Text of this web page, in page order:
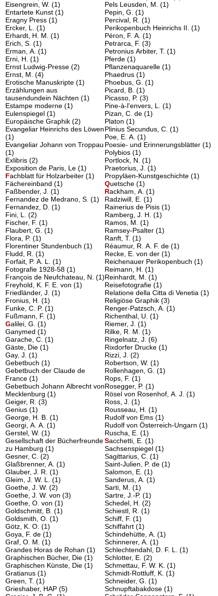
Eisengrein, W.(1)
Entartete Kunst(1)
Eragny Press(1)
Ercker, L.(1)
Erhardt, H. M.(1)
Erich, S.(1)
Erman, A.(1)
Erni, H.(1)
Ernst Ludwig-Presse(2)
Ernst, M.(4)
Erotische Manuskripte(1)
Erzählungen aus
tausendundein Nächten(1)
Estampe moderne(1)
Eulenspiegel(1)
Europäische Graphik(2)
Evangeliar Heinrichs des Löwen
(1)
Evangeliar Johann von Troppau
(1)
Exlibris(2)
Exposition de Paris, Le(1)
Fachblatt für Holzarbeiter(1)
Fächereinband(1)
Faßbender, J.(1)
Fernandez de Medrano, S.(1)
Fernandez, D.(1)
Fini, L.(2)
Fischer, F.(1)
Flaubert, G.(1)
Flora, P.(1)
Florentiner Stundenbuch(1)
Fludd, R.(1)
Forfait, P. A. L.(1)
Fotografie 1928-58(1)
François de Neufchateau, N.(1)
Freyhold, K. F. E. von(1)
Friedländer, J.(1)
Fronius, H.(1)
Funke, C. P.(1)
Fußmann, F.(1)
Galilei, G.(1)
Ganymed(1)
Garache, C.(1)
Gäste, Die(1)
Gay, J.(1)
Gebetbuch(1)
Gebetbuch der Claude de
France(1)
Gebetbuch Johann Albrecht von
Mecklenburg(1)
Geiger, R.(3)
Genius(1)
George, H. B.(1)
Georgi, A. A.(1)
Gerstel, W.(1)
Gesellschaft der Bücherfreunde
zu Hamburg(1)
Gesner, C.(2)
Glaßbrenner, A.(1)
Glauber, J. R.(1)
Gleim, J. W. L.(1)
Goethe, J. W.(2)
Goethe, J. W. von(3)
Goethe, O. von(1)
Goldschmitt, B.(1)
Goldsmith, O.(1)
Götz, K. O.(1)
Goya, F. de(1)
Graf, O. M.(1)
Grandes Horas de Rohan(1)
Graphischen Bücher, Die(1)
Graphischen Künste, Die(1)
Gratianus(1)
Green, T.(1)
Grieshaber, HAP(5)
Pels Leusden, M.(1)
Pepin, G.(1)
Percival, R.(1)
Perikopenbuch Heinrichs II.(1)
Péron, F. A.(1)
Petrarca, F.(3)
Petronius Arbiter, T.(1)
Pferde(1)
Pflanzenaquarelle(1)
Phaedrus(1)
Phoebus, G.(1)
Picard, B.(1)
Picasso, P.(3)
Pine-à-l'envers, L.(1)
Pizan, C. de(1)
Platon(1)
Plinius Secundus, C.(1)
Poe, E. A.(1)
Poesie- und Erinnerungsblätter(1)
Polybios(1)
Portlock, N.(1)
Praetorius, J.(1)
Propyläen-Kunstgeschichte(1)
Quetsche(1)
Rackham, A.(1)
Radziwill, E.(1)
Rainerius de Pisis(1)
Ramberg, J. H.(1)
Ramos, M.(1)
Ramsey-Psalter(1)
Ranft, T.(1)
Réaumur, R. A. F. de(1)
Recke, E. von der(1)
Reichenauer Perikopenbuch(1)
Reimann, H.(1)
Reinhardt, M.(1)
Reisefotografie(1)
Relatione della Citta di Venetia(1)
Religiöse Graphik(3)
Renger-Patzsch, A.(1)
Richenthal, U.(1)
Riemer, J.(1)
Rilke, R. M.(1)
Ringelnatz, J.(6)
Rixdorfer Drucke(1)
Rizzi, J.(2)
Robertson, W.(1)
Rollenhagen, G.(1)
Rops, F.(1)
Rosegger, P.(1)
Rösel von Rosenhof, A. J.(1)
Ross, J.(1)
Rousseau, H.(1)
Rudolf von Ems(1)
Rudolf von Österreich-Ungarn(1)
Ruscha, E.(1)
Sacchetti, E.(1)
Sachsenspiegel(1)
Sagittarius, C.(1)
Saint-Julien, P. de(1)
Salomon, E.(1)
Sanderus, A.(1)
Sarti, M.(1)
Sartre, J.-P.(1)
Schedel, H.(2)
Schiestl, R.(1)
Schiff, F.(1)
Schiffahrt(1)
Schindehütte, A.(1)
Schinnerer, A.(1)
Schlechtendahl, D. F. L.(1)
Schlotter, E.(2)
Schmettau, F. W. K.(1)
Schmidt-Rottluff, K.(1)
Schneider, G.(1)
Schnupftabakdose(1)